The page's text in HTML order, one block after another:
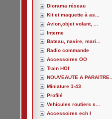
Diorama réseau
Kit et maquette à as...
Avion,objet volant, ...
Interne
Bateau, navire, mari...
Radio commande
Accessoires OO
Train HOf
NOUVEAUTE A PARAITRE...
Miniature 1-43
Profilé
Vehicules routiers s...
Accessoires ech I